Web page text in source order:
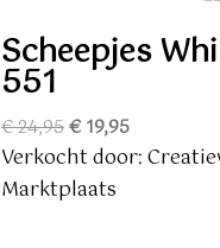
Scheepjes
551
€24,95Oorspronkelijke
prijs
was:
€19,95Huidige
prijs
Verkocht door:
Marktplaats